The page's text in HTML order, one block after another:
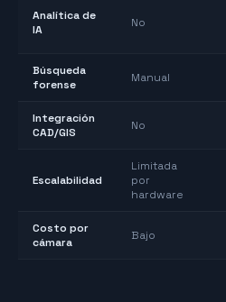
Analítica de
IA
No
Búsqueda
forense
Manual
Integración
CAD/GIS
No
Escalabilidad
Limitada
por
hardware
Costo por
cámara
Bajo